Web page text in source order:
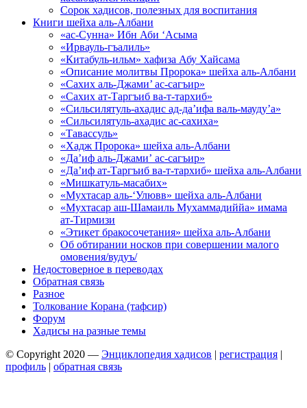
Сорок хадисов, полезных для воспитания
Книги шейха аль-Албани
«ас-Сунна» Ибн Аби ‘Асыма
«Ирвауль-гъалиль»
«Китабуль-ильм» хафиза Абу Хайсама
«Описание молитвы Пророка» шейха аль-Албани
«Сахих аль-Джами’ ас-сагъир»
«Сахих ат-Таргъиб ва-т-тархиб»
«Сильсилятуль-ахадис ад-да’ифа валь-мауду’а»
«Сильсилятуль-ахадис ас-сахиха»
«Тавассуль»
«Хадж Пророка» шейха аль-Албани
«Да’иф аль-Джами’ ас-сагъир»
«Да’иф ат-Таргъиб ва-т-тархиб» шейха аль-Албани
«Мишкатуль-масабих»
«Мухтасар аль-‘Улювв» шейха аль-Албани
«Мухтасар аш-Шамаиль Мухаммадиййа» имама
ат-Тирмизи
«Этикет бракосочетания» шейха аль-Албани
Об обтирании носков при совершении малого
омовения/вудуъ/
Недостоверное в переводах
Обратная связь
Разное
Толкование Корана (тафсир)
Форум
Хадисы на разные темы
© Copyright 2020 — Энциклопедия хадисов | регистрация |
профиль | обратная связь